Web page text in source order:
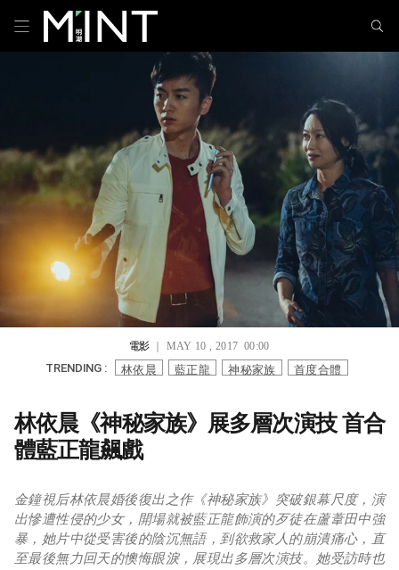
電影｜ MAY 10 , 2017 00:00
TRENDING : 林依晨 藍正龍 神秘家族 首度合體
林依晨《神秘家族》展多層次演技 首合
體藍正龍飆戲
金鐘視后林依晨婚後復出之作《神秘家族》突破銀幕尺度，演
出慘遭性侵的少女，開場就被藍正龍飾演的歹徒在蘆葦田中強
暴，她片中從受害後的陰沉無語，到欲救家人的崩潰痛心，直
至最後無力回天的懊悔眼淚，展現出多層次演技。她受訪時也